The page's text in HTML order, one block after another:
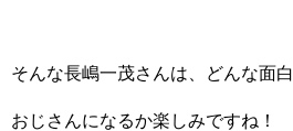
そんな長嶋一茂さんは、どんな面白
おじさんになるか楽しみですね！